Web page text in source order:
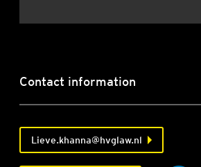
Contact information
Lieve.khanna@hvglaw.nl